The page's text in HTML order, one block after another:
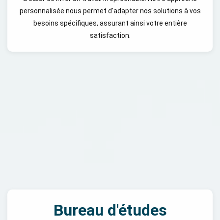
personnalisée nous permet d'adapter nos solutions à vos
besoins spécifiques, assurant ainsi votre entière
satisfaction.
Bureau d'études